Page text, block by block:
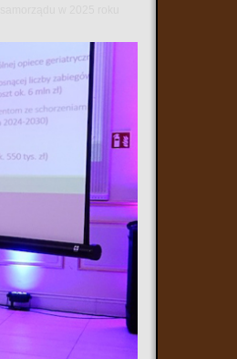
w 2025 roku
e-wizyty. Dzięki
Polsat